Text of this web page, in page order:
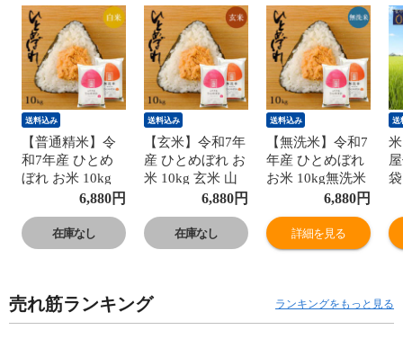
送料込み
【普通精米】令
和7年産 ひとめ
ぼれ お米 10kg
白米山形県産
(5kg×2袋) 送料無
料 ※北海道・中
国・四国・九
め
6,880円
在庫なし
送料込み
【玄米】令和7年
産 ひとめぼれ お
米 10kg 玄米 山
形県産 (5kg×2袋)
送料無料 ※北海
道・中国・四
国・九州・沖縄
6,880円
在庫なし
送料込み
【無洗米】令和7
年産 ひとめぼれ
お米 10kg無洗米
山形県産 (5kg×2
袋) 送料無料 ※
北海道・中国・
四国・九州・沖
tsuyahae
cp202312628
6,880円
詳細を見る
送
売れ筋ランキング ランキングをもっと見る